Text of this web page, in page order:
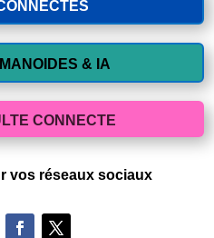
& IA
CONNECTE
vos réseaux sociaux